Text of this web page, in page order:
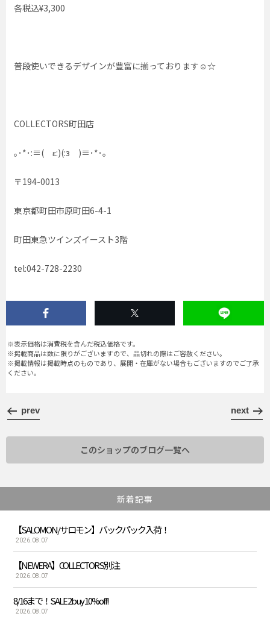
各税込¥3,300
普段使いできるデザインが豊富に揃っております☺︎☆
COLLECTORS町田店
｡･*･:≡( ε:)(:з )≡･*･｡
〒194-0013
東京都町田市原町田6-4-1
町田東急ツインズイースト3階
tel:042-728-2230
※表示価格は消費税を含んだ税込価格です。
※掲載商品は数に限りがございますので、品切れの際はご容赦ください。
※掲載情報は掲載時点のものであり、展開・在庫がない場合もございますのでご了承
ください。
prev next
このショップのブログ一覧へ
新着記事
【SALOMON/サロモン】バックパック入荷！
2026.08.07
【NEWERA】COLLECTORS別注
2026.08.07
8/16まで！SALE 2buy 10%off!
2026.08.07